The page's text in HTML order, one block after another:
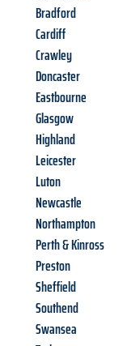
Bradford
Cardiff
Crawley
Doncaster
Eastbourne
Glasgow
Highland
Leicester
Luton
Newcastle
Northampton
Perth & Kinross
Preston
Sheffield
Southend
Swansea